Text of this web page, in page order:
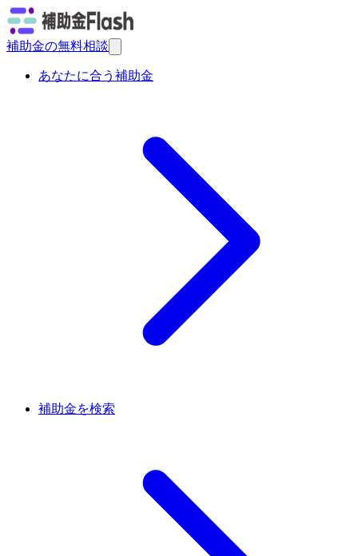
補助金の無料相談
あなたに合う補助金
補助金を検索